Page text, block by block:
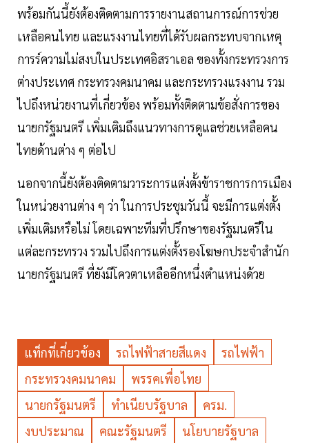
พร้อมกันนี้ยังต้องติดตามการรายงานสถานการณ์การช่วย
เหลือคนไทย และแรงงานไทยที่ได้รับผลกระทบจากเหตุ
การร์ความไม่สงบในประเทศอิสราเอล ของทั้งกระทรวงการ
ต่างประเทศ กระทรวงคมนาคม และกระทรวงแรงงาน รวม
ไปถึงหน่วยงานที่เกี่ยวข้อง พร้อมทั้งติดตามข้อสั่งการของ
นายกรัฐมนตรี เพิ่มเติมถึงแนวทางการดูแลช่วยเหลือคน
ไทยด้านต่าง ๆ ต่อไป
นอกจากนี้ยังต้องติดตามวาระการแต่งตั้งข้าราชการการเมือง
ในหน่วยงานต่าง ๆ ว่า ในการประชุมวันนี้ จะมีการแต่งตั้ง
เพิ่มเติมหรือไม่ โดยเฉพาะทีมที่ปรึกษาของรัฐมนตรีใน
แต่ละกระทรวง รวมไปถึงการแต่งตั้งรองโฆษกประจำสำนัก
นายกรัฐมนตรี ที่ยังมีโควตาเหลืออีกหนึ่งตำแหน่งด้วย
แท็กที่เกี่ยวข้อง รถไฟฟ้าสายสีแดง
รถไฟฟ้า
กระทรวงคมนาคม
พรรคเพื่อไทย
นายกรัฐมนตรี
ทำเนียบรัฐบาล
ครม.
งบประมาณ
คณะรัฐมนตรี นโยบายรัฐบาล